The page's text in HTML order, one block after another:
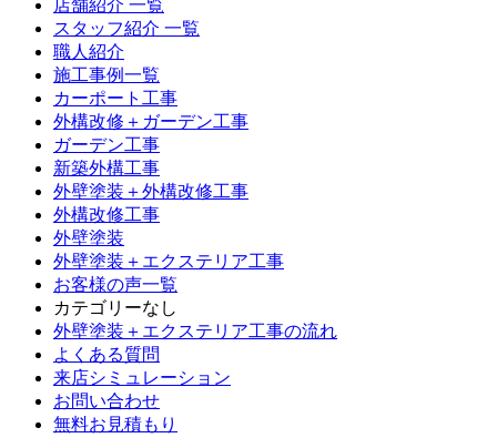
店舗紹介 一覧
スタッフ紹介 一覧
職人紹介
施工事例一覧
カーポート工事
外構改修＋ガーデン工事
ガーデン工事
新築外構工事
外壁塗装＋外構改修工事
外構改修工事
外壁塗装
外壁塗装＋エクステリア工事
お客様の声一覧
カテゴリーなし
外壁塗装＋エクステリア工事の流れ
よくある質問
来店シミュレーション
お問い合わせ
無料お見積もり